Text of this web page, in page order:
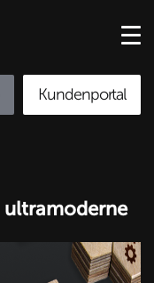
Kundenportal
ultramoderne